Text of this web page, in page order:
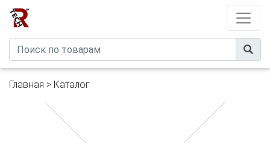
Главная > Каталог